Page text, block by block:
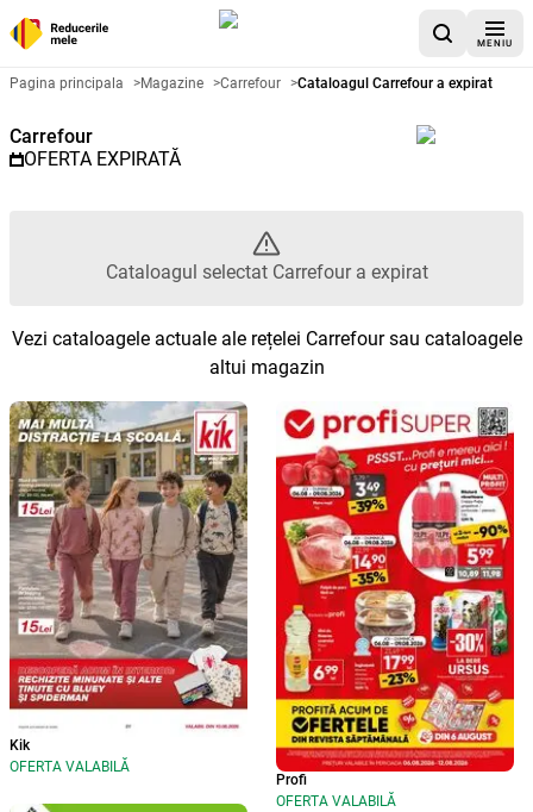
MENIU
Catalog promoțional Carrefour
Pagina principala >Magazine >Carrefour >Cataloagul Carrefour a expirat
Carrefour
OFERTA EXPIRATĂ
Cataloagul selectat Carrefour a expirat
Vezi cataloagele actuale ale rețelei Carrefour sau cataloagele
altui magazin
Kik
OFERTA VALABILĂ
Profi
OFERTA VALABILĂ